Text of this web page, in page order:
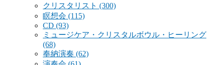
クリスタリスト (300)
瞑想会 (115)
CD (93)
ミュージケア・クリスタルボウル・ヒーリング
(68)
奉納演奏 (62)